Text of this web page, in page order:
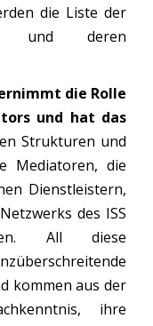
die Liste der
und deren
die Rolle
und hat das
Strukturen und
Mediatoren, die
Dienstleistern,
des ISS
All diese
kommen aus der
ihre